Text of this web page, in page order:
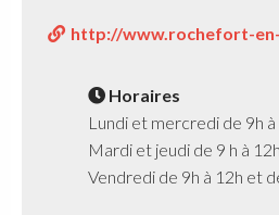
http://www.rochefort-
Horaires
Lundi et mercredi de 9h à
Mardi et jeudi de 9 h à
Vendredi de 9h à 12h et